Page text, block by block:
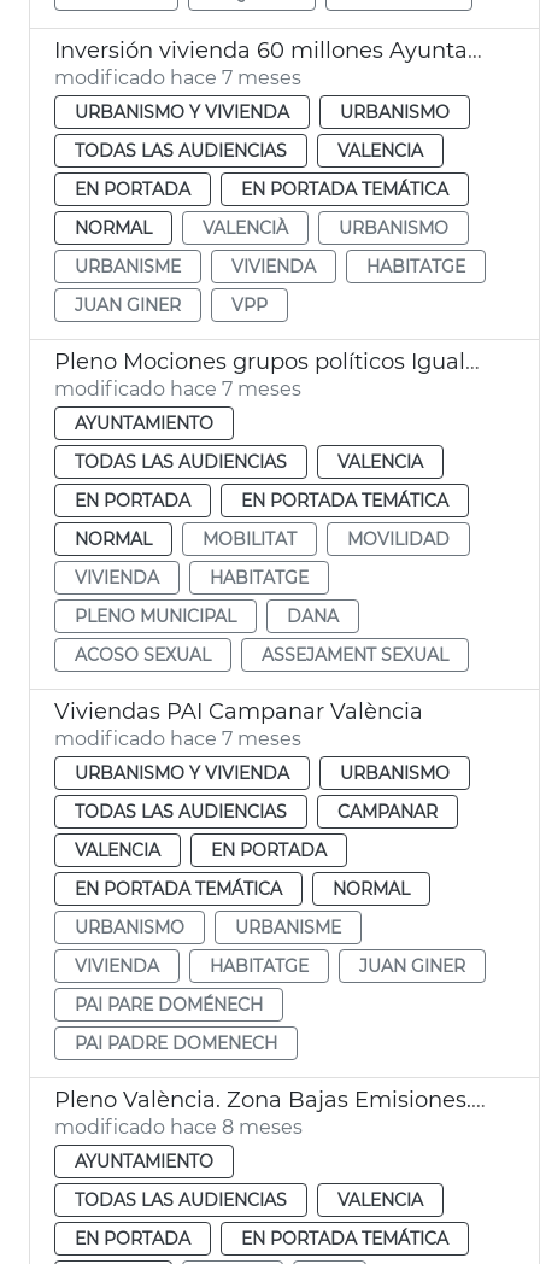
Inversión vivienda 60 millones Ayuntamiento València
modificado hace 7 meses
URBANISMO Y VIVIENDA
URBANISMO
TODAS LAS AUDIENCIAS
VALENCIA
EN PORTADA
EN PORTADA TEMÁTICA
NORMAL
VALENCIÀ
URBANISMO
URBANISME
VIVIENDA
HABITATGE
JUAN GINER
VPP
Pleno Mociones grupos políticos Igualdad Movilidad
modificado hace 7 meses
AYUNTAMIENTO
TODAS LAS AUDIENCIAS
VALENCIA
EN PORTADA
EN PORTADA TEMÁTICA
NORMAL
MOBILITAT
MOVILIDAD
VIVIENDA
HABITATGE
PLENO MUNICIPAL
DANA
ACOSO SEXUAL
ASSEJAMENT SEXUAL
Viviendas PAI Campanar València
modificado hace 7 meses
URBANISMO Y VIVIENDA
URBANISMO
TODAS LAS AUDIENCIAS
CAMPANAR
VALENCIA
EN PORTADA
EN PORTADA TEMÁTICA
NORMAL
URBANISMO
URBANISME
VIVIENDA
HABITATGE
JUAN GINER
PAI PARE DOMÉNECH
PAI PADRE DOMENECH
Pleno València. Zona Bajas Emisiones. Tasa de basuras. Precio vivienda.
modificado hace 8 meses
AYUNTAMIENTO
TODAS LAS AUDIENCIAS
VALENCIA
EN PORTADA
EN PORTADA TEMÁTICA